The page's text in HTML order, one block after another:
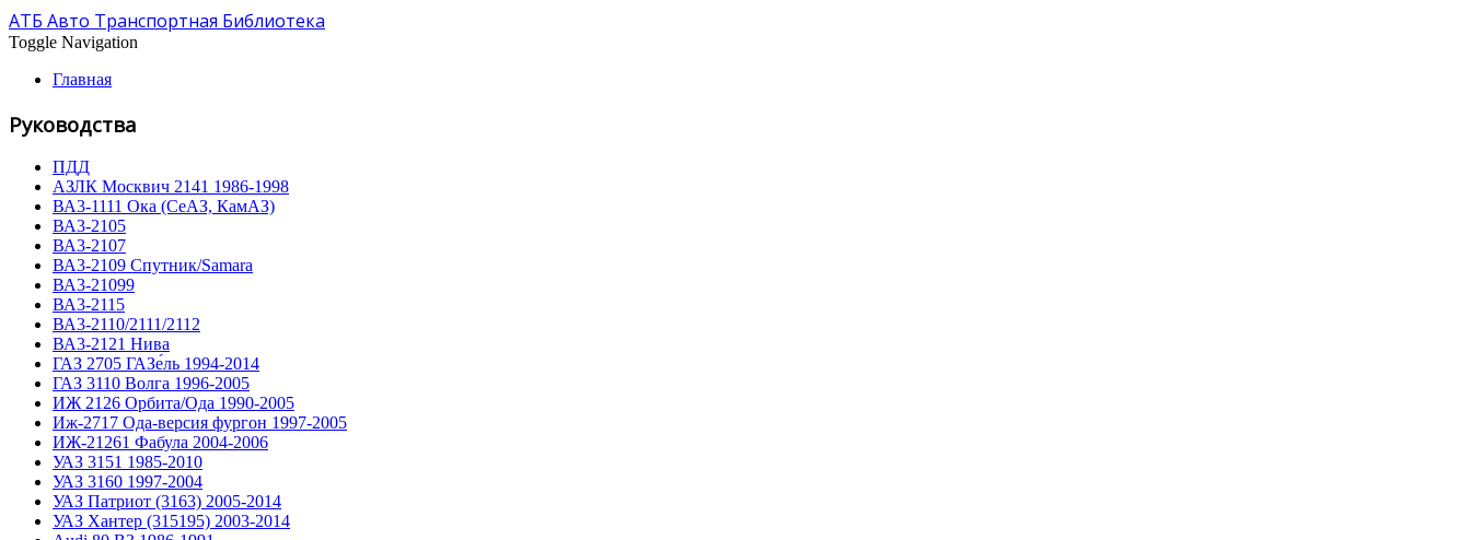
АТБ Авто Транспортная Библиотека
Toggle Navigation
Главная
Руководства
ПДД
АЗЛК Москвич 2141 1986-1998
ВА3-1111 Ока (СеАЗ, КамАЗ)
ВА3-2105
ВА3-2107
ВА3-2109 Спутник/Samara
ВА3-21099
ВА3-2115
ВА3-2110/2111/2112
ВА3-2121 Нива
ГАЗ 2705 ГАЗе́ль 1994-2014
ГАЗ 3110 Волга 1996-2005
ИЖ 2126 Орбита/Ода 1990-2005
Иж-2717 Ода-версия фургон 1997-2005
ИЖ-21261 Фабула 2004-2006
УАЗ 3151 1985-2010
УАЗ 3160 1997-2004
УАЗ Патриот (3163) 2005-2014
УАЗ Хантер (315195) 2003-2014